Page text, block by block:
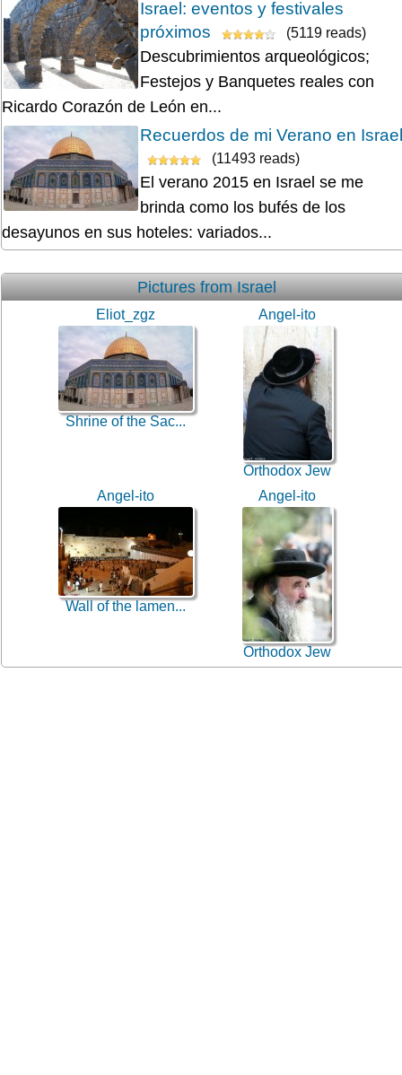
Israel: eventos y festivales
próximos
(5119 reads)
Descubrimientos arqueológicos;
Festejos y Banquetes reales con
Ricardo Corazón de León en...
Recuerdos de mi Verano en Israel
(11493 reads)
El verano 2015 en Israel se me
brinda como los bufés de los
desayunos en sus hoteles: variados...
Pictures from Israel
Eliot_zgz
Shrine of the Sac...
Angel-ito
Orthodox Jew
Angel-ito
Wall of the lamen...
Angel-ito
Orthodox Jew